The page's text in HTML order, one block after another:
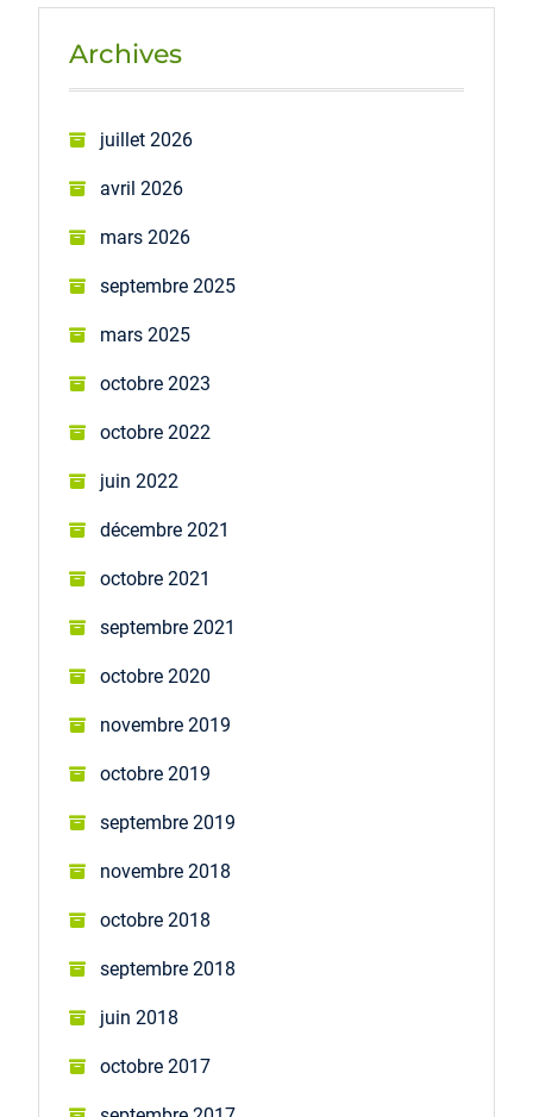
Archives
juillet 2026
avril 2026
mars 2026
septembre 2025
mars 2025
octobre 2023
octobre 2022
juin 2022
décembre 2021
octobre 2021
septembre 2021
octobre 2020
novembre 2019
octobre 2019
septembre 2019
novembre 2018
octobre 2018
septembre 2018
juin 2018
octobre 2017